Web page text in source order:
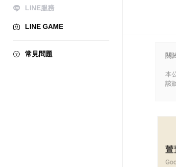
LINE服務
LINE GAME
常見問題 關
本
該